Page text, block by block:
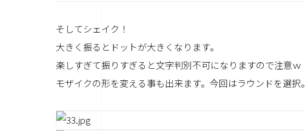
そしてシェイク！
大きく振るとドットが大きくなります。
楽しすぎて振りすぎると文字判別不可になりますので注意ｗ
モザイクの形を変える事も出来ます。今回はラウンドを選択。